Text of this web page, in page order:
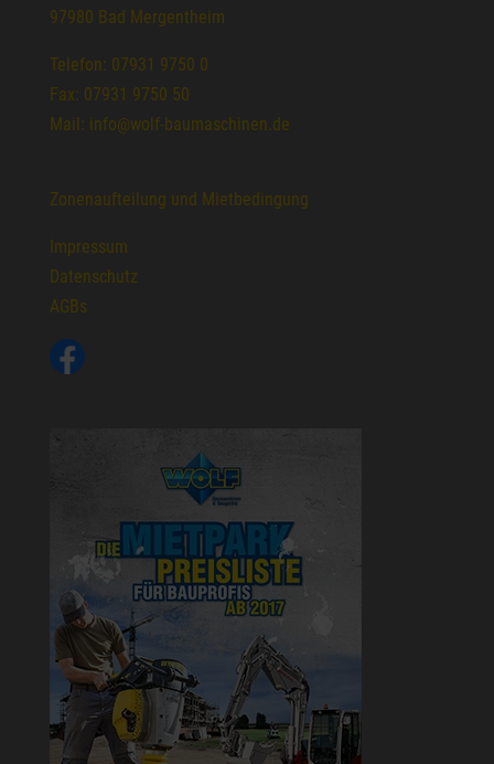
97980 Bad Mergentheim
Telefon: 07931 9750 0
Fax: 07931 9750 50
Mail: info@wolf-baumaschinen.de
Zonenaufteilung und Mietbedingung
Impressum
Datenschutz
AGBs